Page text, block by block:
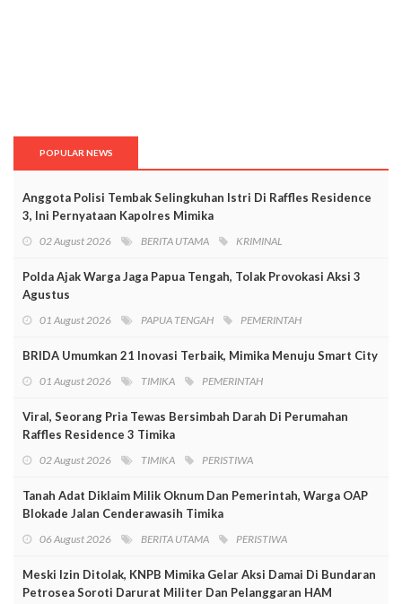
POPULAR NEWS
Anggota Polisi Tembak Selingkuhan Istri Di Raffles Residence
3, Ini Pernyataan Kapolres Mimika
02 August 2026 BERITA UTAMA KRIMINAL
Polda Ajak Warga Jaga Papua Tengah, Tolak Provokasi Aksi 3
Agustus
01 August 2026 PAPUA TENGAH PEMERINTAH
BRIDA Umumkan 21 Inovasi Terbaik, Mimika Menuju Smart City
01 August 2026 TIMIKA PEMERINTAH
Viral, Seorang Pria Tewas Bersimbah Darah Di Perumahan
Raffles Residence 3 Timika
02 August 2026 TIMIKA PERISTIWA
Tanah Adat Diklaim Milik Oknum Dan Pemerintah, Warga OAP
Blokade Jalan Cenderawasih Timika
06 August 2026 BERITA UTAMA PERISTIWA
Meski Izin Ditolak, KNPB Mimika Gelar Aksi Damai Di Bundaran
Petrosea Soroti Darurat Militer Dan Pelanggaran HAM